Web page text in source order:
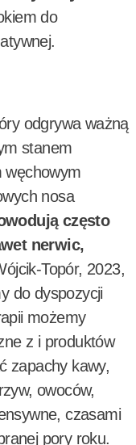
do
odgrywa ważną
stanem
węchowym
nosa
często
nerwic,
Topór, 2023,
do dyspozycji
możemy
z i produktów
zapachy kawy,
owoców,
czasami
pory roku.